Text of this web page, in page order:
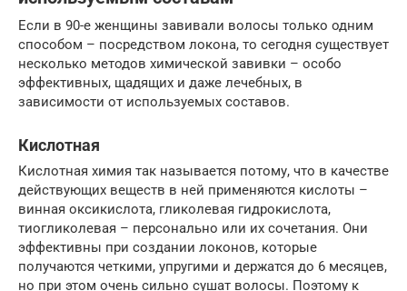
Если в 90-е женщины завивали волосы только одним
способом – посредством локона, то сегодня существует
несколько методов химической завивки – особо
эффективных, щадящих и даже лечебных, в
зависимости от используемых составов.
Кислотная
Кислотная химия так называется потому, что в качестве
действующих веществ в ней применяются кислоты –
винная оксикислота, гликолевая гидрокислота,
тиогликолевая – персонально или их сочетания. Они
эффективны при создании локонов, которые
получаются четкими, упругими и держатся до 6 месяцев,
но при этом очень сильно сушат волосы. Поэтому к